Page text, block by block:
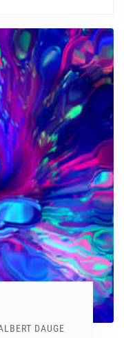
DAUGE